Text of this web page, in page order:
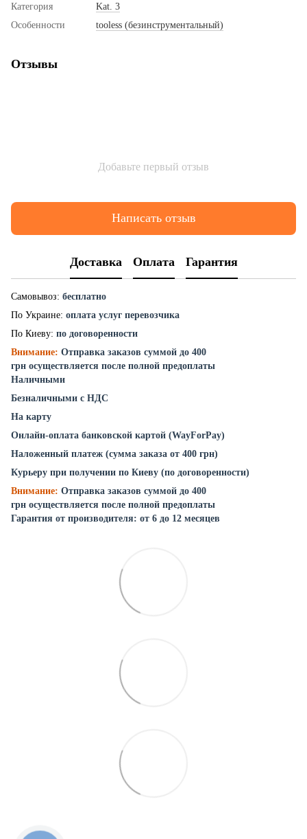
Категория
Kat. 3
Особенности
tooless (безинструментальный)
Отзывы
Добавьте первый отзыв
Написать отзыв
Доставка Оплата Гарантия
Самовывоз: бесплатно
По Украине: оплата услуг перевозчика
По Киеву: по договоренности
Внимание: Отправка заказов суммой до 400
грн осуществляется после полной предоплаты
Наличными
Безналичными с НДС
На карту
Онлайн-оплата банковской картой (WayForPay)
Наложенный платеж (сумма заказа от 400 грн)
Курьеру при получении по Киеву (по договоренности)
Внимание: Отправка заказов суммой до 400
грн осуществляется после полной предоплаты
Гарантия от производителя: от 6 до 12 месяцев